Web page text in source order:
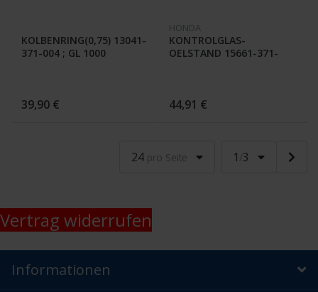
KOLBENRING(0,75) 13041-
371-004 ; GL 1000
39,90 €
HONDA
KONTROLGLAS-
OELSTAND 15661-371-
44,91 €
24 pro Seite 1 /3
Vertrag widerrufen
Informationen